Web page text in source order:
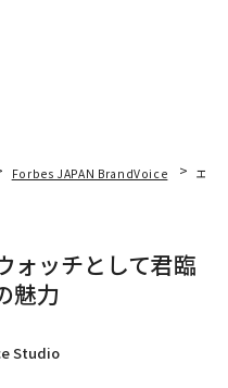
Forbes JAPAN BrandVoice エレ
ォッチとして君臨
魅力
Studio